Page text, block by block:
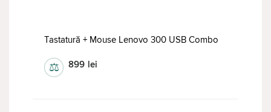
Tastatură + Mouse Lenovo 300 USB Combo
899 lei
⚖